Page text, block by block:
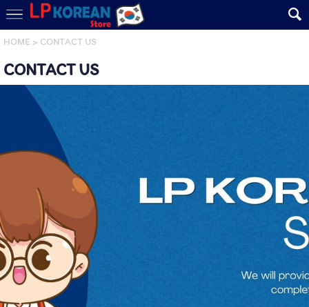
HOME > CONTACT US
CONTACT US